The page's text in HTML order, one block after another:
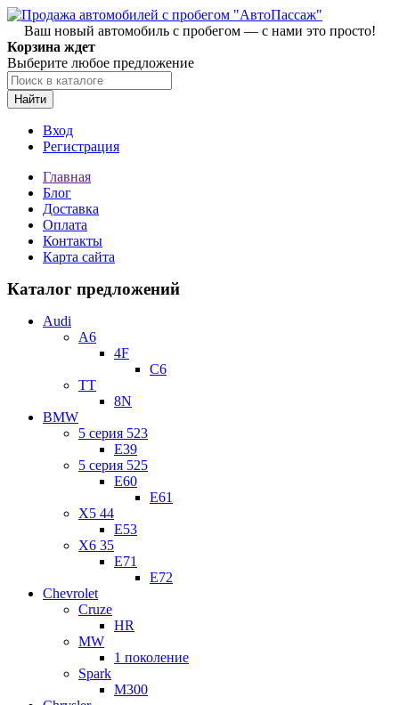
Ваш новый автомобиль с пробегом — с нами это просто!
Корзина ждет
Выберите любое предложение
Найти
Вход
Регистрация
Главная
Блог
Доставка
Оплата
Контакты
Карта сайта
Каталог предложений
Audi
A6
4F
C6
TT
8N
BMW
5 серия 523
E39
5 серия 525
E60
E61
X5 44
E53
X6 35
E71
E72
Chevrolet
Cruze
HR
MW
1 поколение
Spark
M300